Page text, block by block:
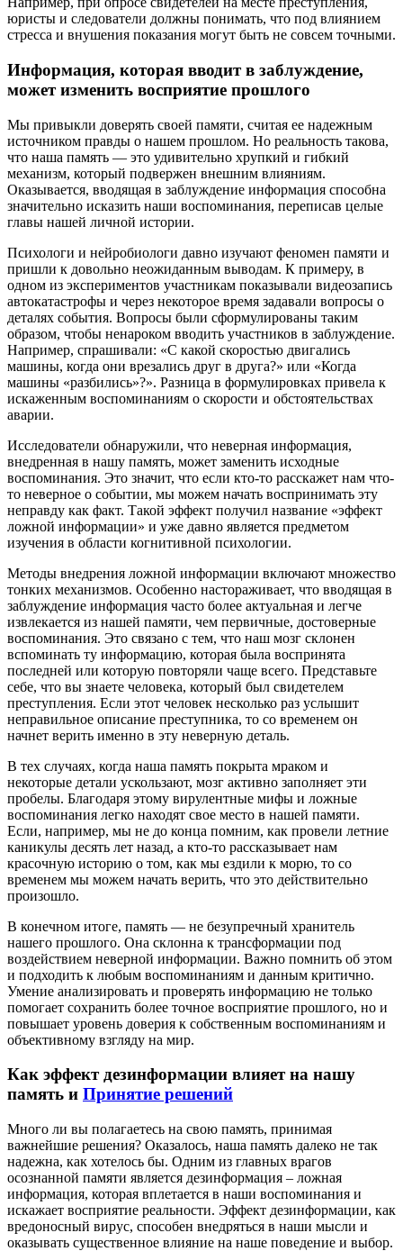
юристы и следователи должны понимать, что под влиянием
стресса и внушения показания могут быть не совсем точными.
Информация, которая вводит в заблуждение,
может изменить восприятие прошлого
Мы привыкли доверять своей памяти, считая ее надежным
источником правды о нашем прошлом. Но реальность такова,
что наша память — это удивительно хрупкий и гибкий
механизм, который подвержен внешним влияниям.
Оказывается, вводящая в заблуждение информация способна
значительно исказить наши воспоминания, переписав целые
главы нашей личной истории.
Психологи и нейробиологи давно изучают феномен памяти и
пришли к довольно неожиданным выводам. К примеру, в
одном из экспериментов участникам показывали видеозапись
автокатастрофы и через некоторое время задавали вопросы о
деталях события. Вопросы были сформулированы таким
образом, чтобы ненароком вводить участников в заблуждение.
Например, спрашивали: «С какой скоростью двигались
машины, когда они врезались друг в друга?» или «Когда
машины «разбились»?». Разница в формулировках привела к
искаженным воспоминаниям о скорости и обстоятельствах
аварии.
Исследователи обнаружили, что неверная информация,
внедренная в нашу память, может заменить исходные
воспоминания. Это значит, что если кто-то расскажет нам что-
то неверное о событии, мы можем начать воспринимать эту
неправду как факт. Такой эффект получил название «эффект
ложной информации» и уже давно является предметом
изучения в области когнитивной психологии.
Методы внедрения ложной информации включают множество
тонких механизмов. Особенно настораживает, что вводящая в
заблуждение информация часто более актуальная и легче
извлекается из нашей памяти, чем первичные, достоверные
воспоминания. Это связано с тем, что наш мозг склонен
вспоминать ту информацию, которая была воспринята
последней или которую повторяли чаще всего. Представьте
себе, что вы знаете человека, который был свидетелем
преступления. Если этот человек несколько раз услышит
неправильное описание преступника, то со временем он
начнет верить именно в эту неверную деталь.
В тех случаях, когда наша память покрыта мраком и
некоторые детали ускользают, мозг активно заполняет эти
пробелы. Благодаря этому вирулентные мифы и ложные
воспоминания легко находят свое место в нашей памяти.
Если, например, мы не до конца помним, как провели летние
каникулы десять лет назад, а кто-то рассказывает нам
красочную историю о том, как мы ездили к морю, то со
временем мы можем начать верить, что это действительно
произошло.
В конечном итоге, память — не безупречный хранитель
нашего прошлого. Она склонна к трансформации под
воздействием неверной информации. Важно помнить об этом
и подходить к любым воспоминаниям и данным критично.
Умение анализировать и проверять информацию не только
помогает сохранить более точное восприятие прошлого, но и
повышает уровень доверия к собственным воспоминаниям и
объективному взгляду на мир.
Как эффект дезинформации влияет на нашу
память и Принятие решений
Много ли вы полагаетесь на свою память, принимая
важнейшие решения? Оказалось, наша память далеко не так
надежна, как хотелось бы. Одним из главных врагов
осознанной памяти является дезинформация – ложная
информация, которая вплетается в наши воспоминания и
искажает восприятие реальности. Эффект дезинформации, как
вредоносный вирус, способен внедряться в наши мысли и
оказывать существенное влияние на наше поведение и выбор.